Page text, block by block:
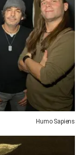
Humo Sapiens